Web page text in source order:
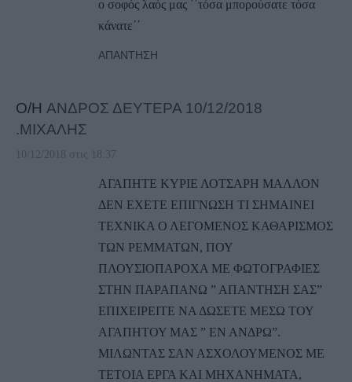
ο σοφός λαός μας ΄΄τόσα μπορούσατε τόσα
κάνατε΄΄
ΑΠΆΝΤΗΣΗ
Ο/Η ΑΝΔΡΟΣ ΔΕΥΤΕΡΑ 10/12/2018
.ΜΙΧΑΛΗΣ
10/12/2018 στις 18:37
ΑΓΑΠΗΤΕ ΚΥΡΙΕ ΛΟΤΣΑΡΗ ΜΑΛΛΟΝ
ΔΕΝ ΕΧΕΤΕ ΕΠΙΓΝΩΣΗ ΤΙ ΣΗΜΑΙΝΕΙ
ΤΕΧΝΙΚΑ Ο ΛΕΓΟΜΕΝΟΣ ΚΑΘΑΡΙΣΜΟΣ
ΤΩΝ ΡΕΜΜΑΤΩΝ, ΠΟΥ
ΠΛΟΥΣΙΟΠΑΡΟΧΑ ΜΕ ΦΩΤΟΓΡΑΦΙΕΣ
ΣΤΗΝ ΠΑΡΑΠΑΝΩ ” ΑΠΑΝΤΗΣΗ ΣΑΣ”
ΕΠΙΧΕΙΡΕΙΤΕ ΝΑ ΔΩΣΕΤΕ ΜΕΣΩ ΤΟΥ
ΑΓΑΠΗΤΟΥ ΜΑΣ ” ΕΝ ΑΝΔΡΩ”.
ΜΙΛΩΝΤΑΣ ΣΑΝ ΑΣΧΟΛΟΥΜΕΝΟΣ ΜΕ
ΤΕΤΟΙΑ ΕΡΓΑ ΚΑΙ ΜΗΧΑΝΗΜΑΤΑ,